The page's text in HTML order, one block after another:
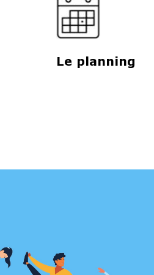
Le planning